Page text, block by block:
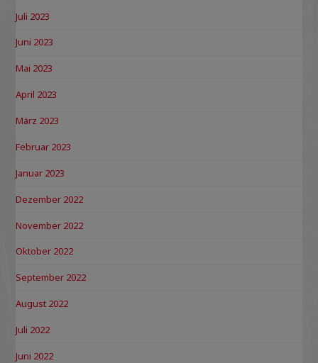
Juli 2023
Juni 2023
Mai 2023
April 2023
März 2023
Februar 2023
Januar 2023
Dezember 2022
November 2022
Oktober 2022
September 2022
August 2022
Juli 2022
Juni 2022